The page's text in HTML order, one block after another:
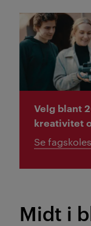
Velg blant
kreativitet
Se
Midt i